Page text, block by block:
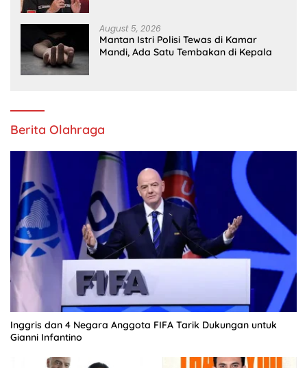
August 5, 2026
Mantan Istri Polisi Tewas di Kamar
Mandi, Ada Satu Tembakan di Kepala
Berita Olahraga
Inggris dan 4 Negara Anggota FIFA Tarik Dukungan untuk
Gianni Infantino